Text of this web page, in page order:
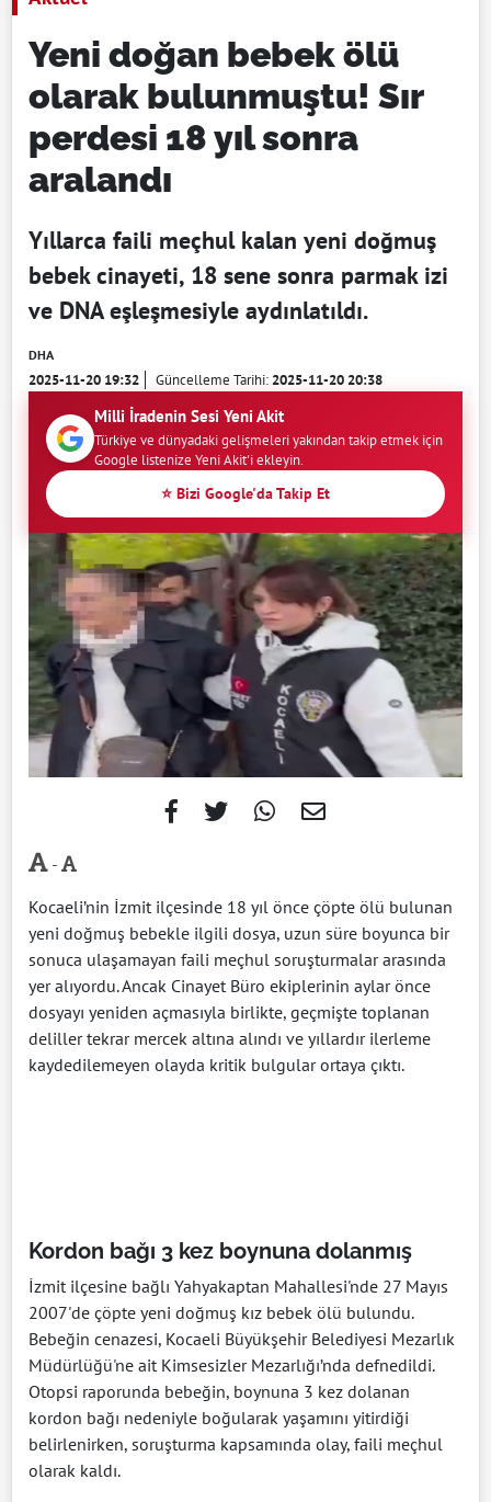
Yeni doğan bebek ölü
olarak bulunmuştu! Sır
perdesi 18 yıl sonra
aralandı
Yıllarca faili meçhul kalan yeni doğmuş
bebek cinayeti, 18 sene sonra parmak izi
ve DNA eşleşmesiyle aydınlatıldı.
DHA
2025-11-20 19:32 Güncelleme Tarihi:2025-11-20 20:38
Milli İradenin Sesi Yeni Akit
Türkiye ve dünyadaki gelişmeleri yakından takip etmek için
Google listenize Yeni Akit'i ekleyin.
⭐ Bizi Google'da Takip Et
-
Kocaeli’nin İzmit ilçesinde 18 yıl önce çöpte ölü bulunan
yeni doğmuş bebekle ilgili dosya, uzun süre boyunca bir
sonuca ulaşamayan faili meçhul soruşturmalar arasında
yer alıyordu. Ancak Cinayet Büro ekiplerinin aylar önce
dosyayı yeniden açmasıyla birlikte, geçmişte toplanan
deliller tekrar mercek altına alındı ve yıllardır ilerleme
kaydedilemeyen olayda kritik bulgular ortaya çıktı.
Kordon bağı 3 kez boynuna dolanmış
İzmit ilçesine bağlı Yahyakaptan Mahallesi'nde 27 Mayıs
2007'de çöpte yeni doğmuş kız bebek ölü bulundu.
Bebeğin cenazesi, Kocaeli Büyükşehir Belediyesi Mezarlık
Müdürlüğü'ne ait Kimsesizler Mezarlığı’nda defnedildi.
Otopsi raporunda bebeğin, boynuna 3 kez dolanan
kordon bağı nedeniyle boğularak yaşamını yitirdiği
belirlenirken, soruşturma kapsamında olay, faili meçhul
olarak kaldı.